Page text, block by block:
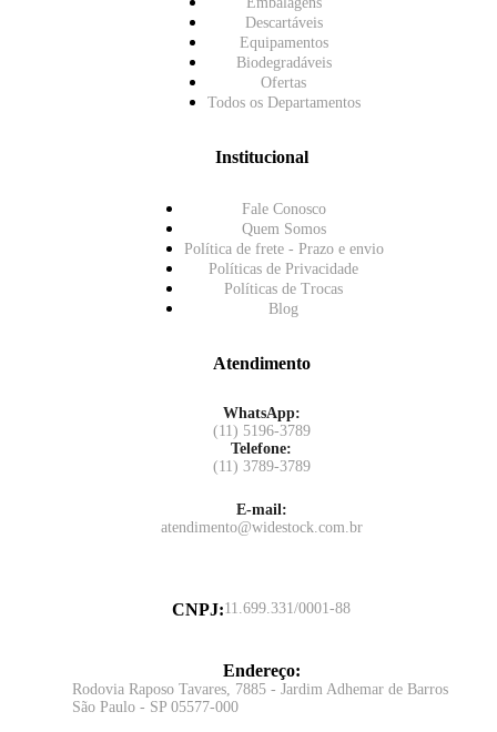
Descartáveis
Equipamentos
Biodegradáveis
Ofertas
Todos os Departamentos
Institucional
Fale Conosco
Quem Somos
Política de frete - Prazo e envio
Políticas de Privacidade
Políticas de Trocas
Blog
Atendimento
WhatsApp:
(11) 5196-3789
Telefone:
(11) 3789-3789
E-mail:
atendimento@widestock.com.br
CNPJ:11.699.331/0001-88
Endereço:
Rodovia Raposo Tavares, 7885 - Jardim Adhemar de Barros
São Paulo - SP 05577-000